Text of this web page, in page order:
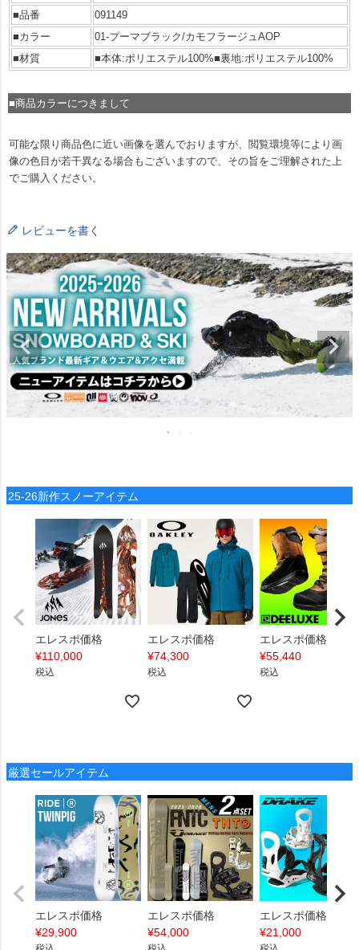
■品番
091149
■カラー
01-プーマブラック/カモフラージュAOP
■材質
■本体:ポリエステル100%■裏地:ポリエステル100%
■商品カラーにつきまして
可能な限り商品色に近い画像を選んでおりますが、閲覧環境等により画
像の色目が若干異なる場合もございますので、その旨をご理解された上
でご購入ください。
レビューを書く
25-26新作スノーアイテム
エレスポ価格
¥110,000
税込
エレスポ価格
¥74,300
税込
エレスポ価格
¥55,440
税込
厳選セールアイテム
エレスポ価格
¥29,900
エレスポ価格
¥54,000
エレスポ価格
¥21,000